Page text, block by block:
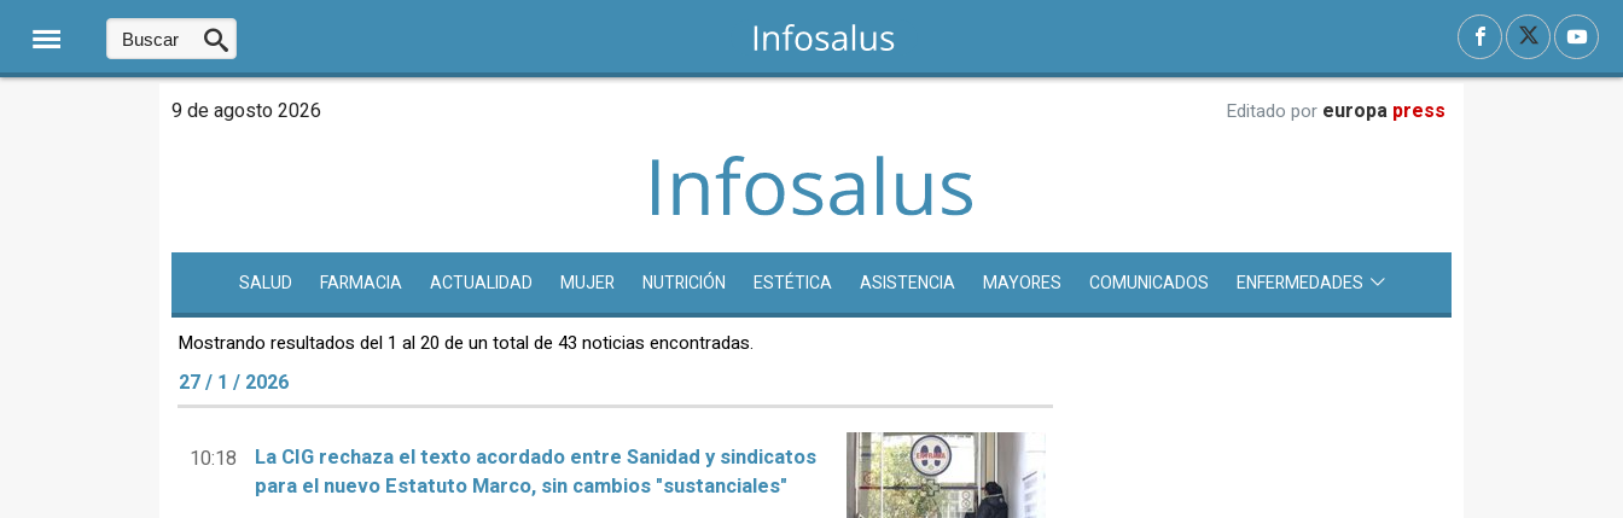
9 de agosto 2026 Editado por europa press
SALUD FARMACIA ACTUALIDAD MUJER NUTRICIÓN ESTÉTICA ASISTENCIA MAYORES COMUNICADOS ENFERMEDADES
Mostrando resultados del 1 al 20 de un total de 43 noticias encontradas.
27 / 1 / 2026
10:18
La CIG rechaza el texto acordado entre Sanidad y sindicatos
para el nuevo Estatuto Marco, sin cambios "sustanciales"